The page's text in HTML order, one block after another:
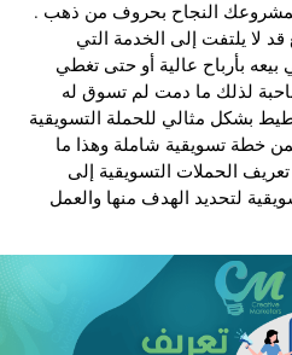
النجاح بحروف من ذهب .
لا يلتفت إلى الخدمة التي
بأرباح عالية أو حتى تغطي
لذلك ما دمت لم تسوق له
بشكل مثالي للحملة التسويقية
تسويقية شاملة وهذا ما
الحملات التسويقيةإلى
لتحديد الهدف منها والعمل